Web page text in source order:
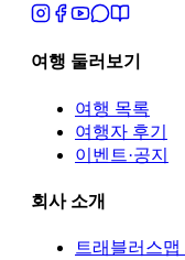
여행 둘러보기
여행 목록
여행자 후기
이벤트·공지
회사 소개
트래블러스맵